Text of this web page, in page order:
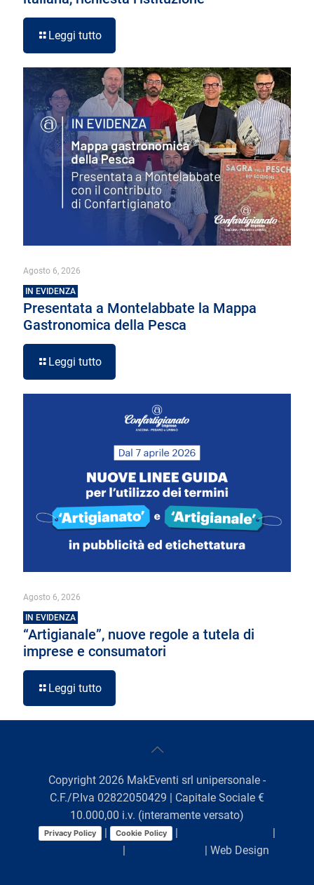
Leggi tutto
Agosto 6, 2026
IN EVIDENZA
Presentata a Montelabbate la Mappa
Gastronomica della Pesca
Leggi tutto
Agosto 6, 2026
IN EVIDENZA
“Artigianale”, nuove regole a tutela di
imprese e consumatori
Leggi tutto
Copyright 2026 MakEventi srl unipersonale -
C.F./P.Iva 02822050429 | Capitale Sociale €
10.000,00 i.v. (interamente versato)
Privacy Policy | Cookie Policy |
|
|
| Web Design